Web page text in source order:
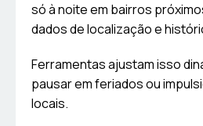
só à noite em bairros
dados de localização e
Ferramentas ajustam isso
pausar em feriados ou
locais.